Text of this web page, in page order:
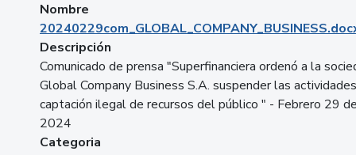
Nombre
Descripción
Comunicado de prensa "Superfinanciera ordenó a la
Global Company Business S.A. suspender las
captación ilegal de recursos del público " - Febrero 29
2024
Categoria